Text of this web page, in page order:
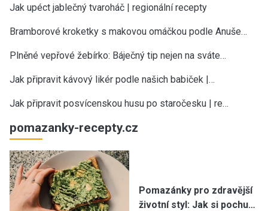
Jak upéct jablečný tvaroháč | regionální recepty
Bramborové kroketky s makovou omáčkou podle Anuše…
Plněné vepřové žebírko: Báječný tip nejen na sváte…
Jak připravit kávový likér podle našich babiček |…
Jak připravit posvícenskou husu po staročesku | re…
pomazanky-recepty.cz
Pomazánky pro zdravější
životní styl: Jak si pochu…